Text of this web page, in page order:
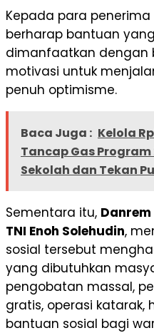
Kepada para
berharap bantuan
dimanfaatkan dengan
motivasi untuk
penuh optimisme.
Baca Juga : Kelola
Tancap Gas Program
Sekolah dan Tekan
Sementara itu,
TNI Enoh Solehudin,
sosial tersebut
yang dibutuhkan
pengobatan massal,
gratis, operasi katarak,
bantuan sosial bagi